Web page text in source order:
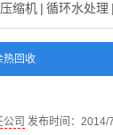
缩机 | 循环水处理 |
热回收
司 发布时间：2014/